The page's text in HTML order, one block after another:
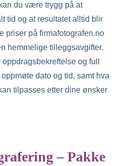
du være trygg på at
tid og at resultatet alltid blir
priser på firmafotografen.no
hemmelige tilleggsavgifter.
og full
dato og tid, samt hva
tilpasses etter dine ønsker
– Pakke